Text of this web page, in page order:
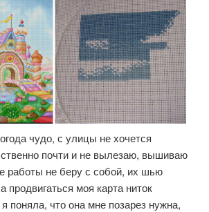
чудо, с улицы не хочется
почти и не вылезаю, вышиваю
работы не беру с собой, их шью
продвигаться моя карта ниток
поняла, что она мне позарез нужна,